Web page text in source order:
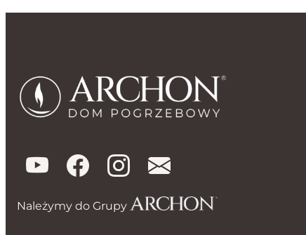
Należymy do Grupy